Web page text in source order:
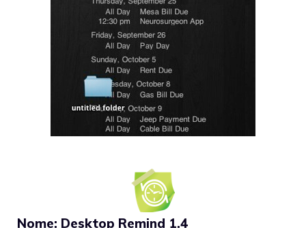
Nome: Desktop Remind 1.4